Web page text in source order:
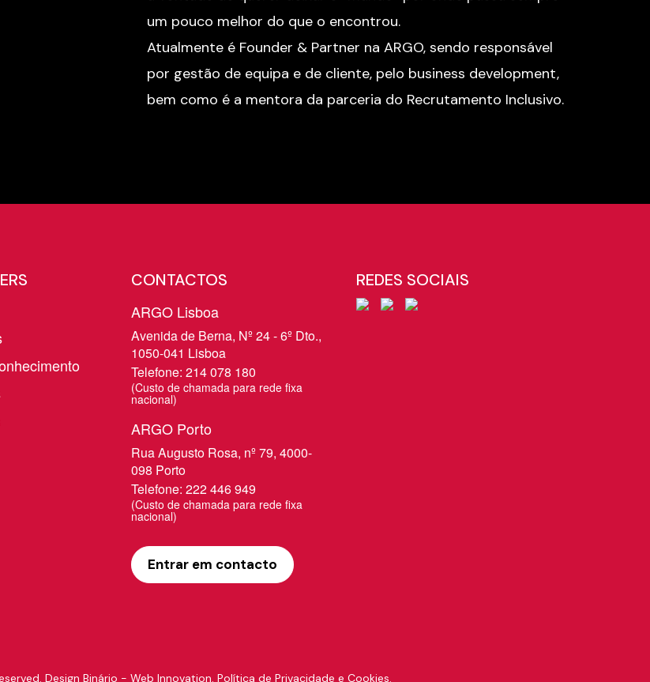
um pouco melhor do que o encontrou.
Atualmente é Founder & Partner na ARGO, sendo responsável
por gestão de equipa e de cliente, pelo business development,
bem como é a mentora da parceria do Recrutamento Inclusivo.
CONTACTOS
ARGO Lisboa
Avenida de Berna, Nº 24 - 6º Dto.,
1050-041 Lisboa
Telefone: 214 078 180
​(Custo de chamada para rede fixa
nacional)
ARGO Porto
Rua Augusto Rosa, nº 79, 4000-
098 Porto
Telefone: 222 446 949
​(Custo de chamada para rede fixa
nacional)
Entrar em contacto
REDES SOCIAIS
Design Binário - Web Innovation. Política de Privacidade e Cookies.